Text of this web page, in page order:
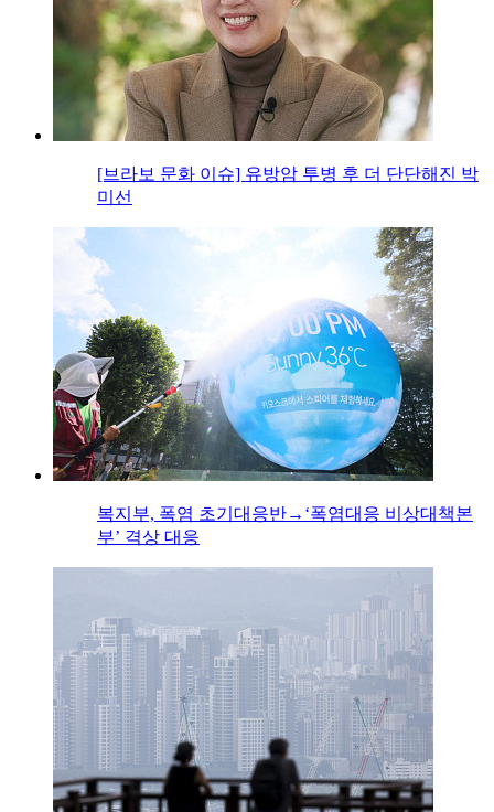
[브라보 문화 이슈] 유방암 투병 후 더 단단해진 박
미선
복지부, 폭염 초기대응반→‘폭염대응 비상대책본
부’ 격상 대응